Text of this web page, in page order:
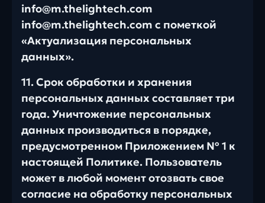
info@m.thelightech.com
info@m.thelightech.com с пометкой
«Актуализация персональных
данных».
11. Срок обработки и хранения
персональных данных составляет три
года. Уничтожение персональных
данных производиться в порядке,
предусмотренном Приложением № 1 к
настоящей Политике. Пользователь
может в любой момент отозвать свое
согласие на обработку персональных